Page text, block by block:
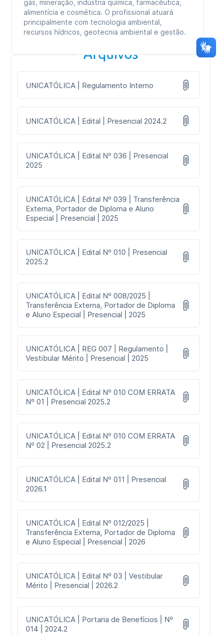
gás, mineração, indústria química, farmacêutica,
alimentícia e cosmética. O profissional atuará
principalmente com tecnologia ambiental,
recursos hídricos, geotecnia ambiental e gestão.
Arquivos
UNICATÓLICA | Regulamento Interno
UNICATÓLICA | Edital | Presencial 2024.2
UNICATÓLICA | Edital Nº 036 | Presencial
2025
UNICATÓLICA | Edital Nº 039 | Transferência
Externa, Portador de Diploma e Aluno
Especial | Presencial | 2025
UNICATÓLICA | Edital Nº 010 | Presencial
2025.2
UNICATÓLICA | Edital Nº 008/2025 |
Transferência Externa, Portador de Diploma
e Aluno Especial | Presencial | 2025
UNICATÓLICA | REG 007 | Regulamento |
Vestibular Mérito | Presencial | 2025
UNICATÓLICA | Edital Nº 010 COM ERRATA
Nº 01 | Presencial 2025.2
UNICATÓLICA | Edital Nº 010 COM ERRATA
Nº 02 | Presencial 2025.2
UNICATÓLICA | Edital Nº 011 | Presencial
2026.1
UNICATÓLICA | Edital Nº 012/2025 |
Transferência Externa, Portador de Diploma
e Aluno Especial | Presencial | 2026
UNICATÓLICA | Edital Nº 03 | Vestibular
Mérito | Presencial | 2026.2
UNICATÓLICA | Portaria de Benefícios | Nº
014 | 2024.2